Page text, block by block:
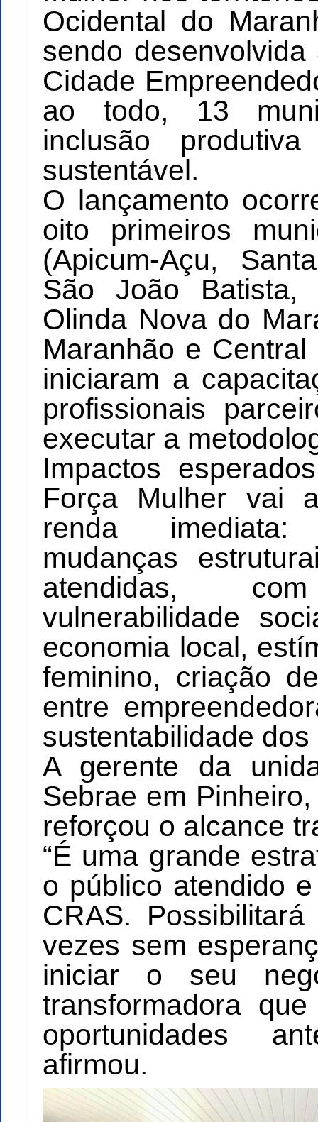
Ocidental do
sendo
Cidade
ao todo, 13
inclusão
sustentável.
O lançamento
oito primeiros
(Apicum-Açu,
São João Batista,
Olinda Nova do
Maranhão e
iniciaram a
profissionais
executar a
Impactos
Força Mulher vai
renda
mudanças
atendidas,
vulnerabilidade
economia local,
feminino, criação
entre
sustentabilidade
A gerente da
Sebrae em
reforçou o alcance
“É uma grande
o público atendido
CRAS.
vezes sem
iniciar o seu
transformadora
oportunidades
afirmou.